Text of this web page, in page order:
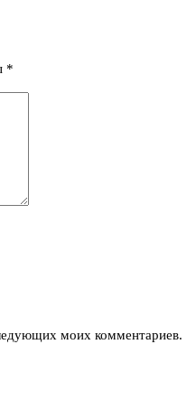
*
моих комментариев.